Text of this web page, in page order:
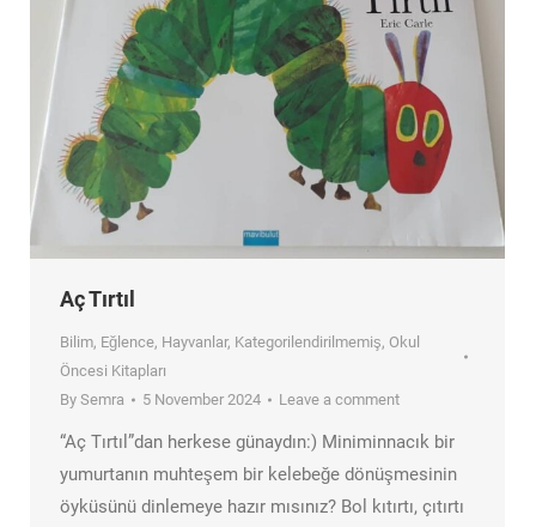
Aç Tırtıl
Bilim, Eğlence, Hayvanlar, Kategorilendirilmemiş, Okul
Öncesi Kitapları
By Semra 5 November 2024 Leave a comment
“Aç Tırtıl”dan herkese günaydın:) Miniminnacık bir
yumurtanın muhteşem bir kelebeğe dönüşmesinin
öyküsünü dinlemeye hazır mısınız? Bol kıtırtı, çıtırtı